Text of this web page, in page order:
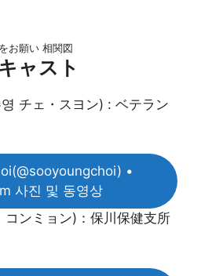
お願い 相関図
ャスト
チェ・スヨン) : ベテラン
•
사진 및 동영상
コンミョン)：保川保健支所